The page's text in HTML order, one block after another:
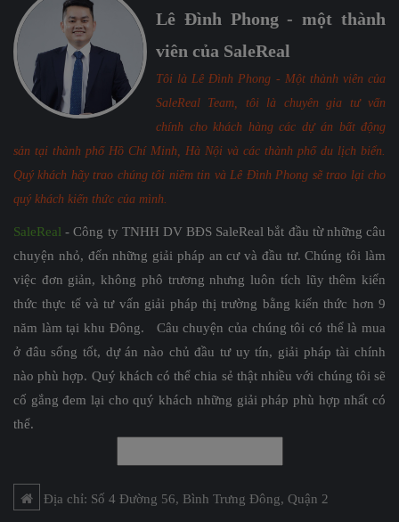
Lê Đình Phong - một thành
viên của SaleReal
Tôi là Lê Đình Phong - Một thành viên của
SaleReal Team, tôi là chuyên gia tư vấn
chính cho khách hàng các dự án bất động
sản tại thành phố Hồ Chí Minh, Hà Nội và các thành phố du lịch biển.
Quý khách hãy trao chúng tôi niềm tin và Lê Đình Phong sẽ trao lại cho
quý khách kiến thức của mình.
SaleReal - Công ty TNHH DV BĐS SaleReal bắt đầu từ những câu
chuyện nhỏ, đến những giải pháp an cư và đầu tư. Chúng tôi làm
việc đơn giản, không phô trương nhưng luôn tích lũy thêm kiến
thức thực tế và tư vấn giải pháp thị trường bằng kiến thức hơn 9
năm làm tại khu Đông. Câu chuyện của chúng tôi có thể là mua
ở đâu sống tốt, dự án nào chủ đầu tư uy tín, giải pháp tài chính
nào phù hợp. Quý khách có thể chia sẻ thật nhiều với chúng tôi sẽ
cố gắng đem lại cho quý khách những giải pháp phù hợp nhất có
thể.
Địa chỉ: Số 4 Đường 56, Bình Trưng Đông, Quận 2